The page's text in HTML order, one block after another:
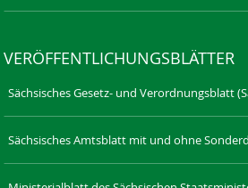
VERÖFFENTLICHUNGSBLÄTTER
Sächsisches Gesetz- und Verordnungsblatt
Sächsisches Amtsblatt mit und ohne